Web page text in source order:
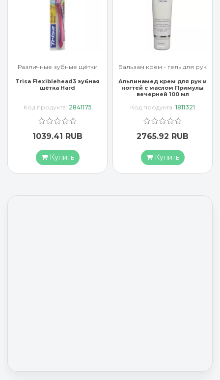
Бальзам крем - гель для рук
Альпинамед крем для рук и
ногтей с маслом Примулы
Код продукта:1811321
2765.92 RUB
Купить
Бальзам крем - гель для
Арроу крем для рук с
миндальным маслом 65
Код продукта:3637407
1883.17 RUB
Купить